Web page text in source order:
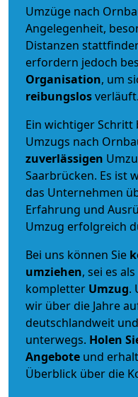
Umzüge nach
Angelegenheit,
Distanzen
erfordern jedoch
Organisation, um
reibungslosverläuft.
Ein wichtiger Schritt
Umzugs nach
zuverlässigen
Saarbrücken. Es ist
das Unternehmen
Erfahrung und
Umzug erfolgreich
Bei uns können Sie
umziehen, sei es als
kompletter Umzug.
wir über die Jahre
deutschlandweit
unterwegs. Holen
Angebote und
Überblick über die